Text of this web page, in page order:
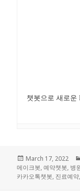
챗봇으로 새로
Posted
on
March 17, 2022
메이크봇,예약챗봇, 병
카카오톡챗봇, 진료예약,